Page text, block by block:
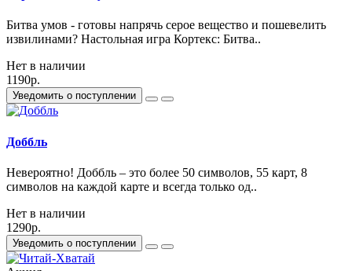
Битва умов - готовы напрячь серое вещество и пошевелить
извилинами? Настольная игра Кортекс: Битва..
Нет в наличии
1190р.
Уведомить о поступлении
Доббль
Невероятно! Доббль – это более 50 символов, 55 карт, 8
символов на каждой карте и всегда только од..
Нет в наличии
1290р.
Уведомить о поступлении